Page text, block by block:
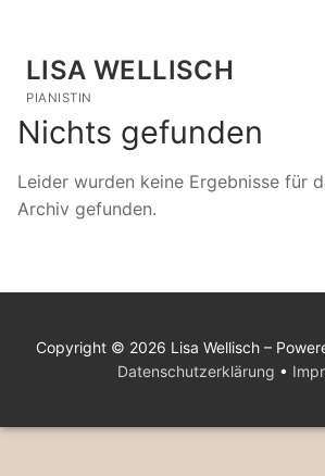
springen
LISA WELLISCH
PIANISTIN
Suchen nach:
Nichts gefunden
Leider wurden keine Ergebnisse für
Archiv gefunden.
Copyright © 2026 Lisa Wellisch –
Datenschutzerklärung •